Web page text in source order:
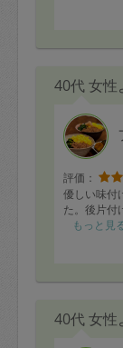
40代 女性
評価：
優しい味付
た。後片付
もっと見
40代 女性